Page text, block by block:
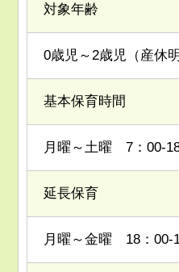
対象年齢
0歳児～2歳児（産休
基本保育時間
月曜～土曜 7：00-
延長保育
月曜～金曜 18：00-